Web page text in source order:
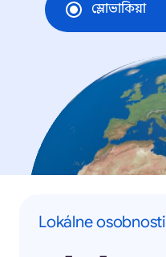
স্লোভাকিয়া
Lokálne osobnosti